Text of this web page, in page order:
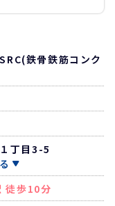
鉄骨鉄筋コンク
丁目3-5
徒歩10分